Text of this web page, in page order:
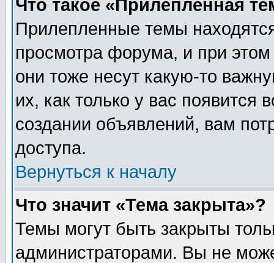
Что такое «Прилепленная
Прилепленные темы
просмотра форума, и при
они тоже несут какую-то
их, как только у вас появится
создании объявлений, вам
доступа.
Вернуться к началу
Что значит «Тема закрыта»?
Темы могут быть закрыты
администраторами. Вы не